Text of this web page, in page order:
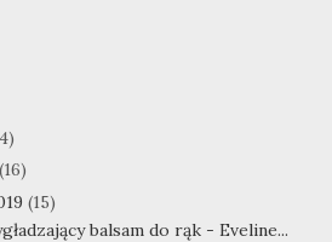
(16)
(15)
balsam do rąk - Eveline...